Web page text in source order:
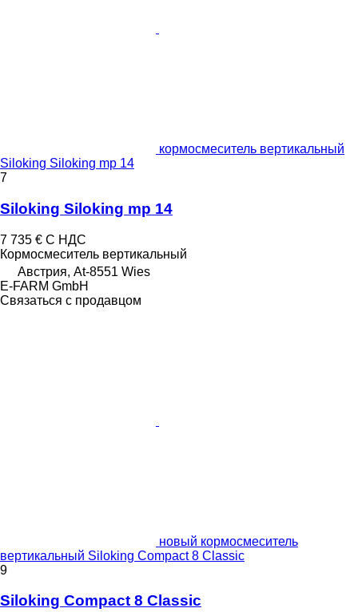
кормосмеситель вертикальный
Siloking Siloking mp 14
7
Siloking Siloking mp 14
7 735 € С НДС
Кормосмеситель вертикальный
Австрия, At-8551 Wies
E-FARM GmbH
Связаться с продавцом
новый кормосмеситель
вертикальный Siloking Compact 8 Classic
9
Siloking Compact 8 Classic